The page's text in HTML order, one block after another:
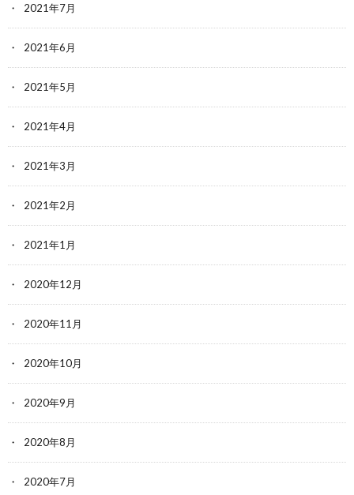
2021年7月
2021年6月
2021年5月
2021年4月
2021年3月
2021年2月
2021年1月
2020年12月
2020年11月
2020年10月
2020年9月
2020年8月
2020年7月